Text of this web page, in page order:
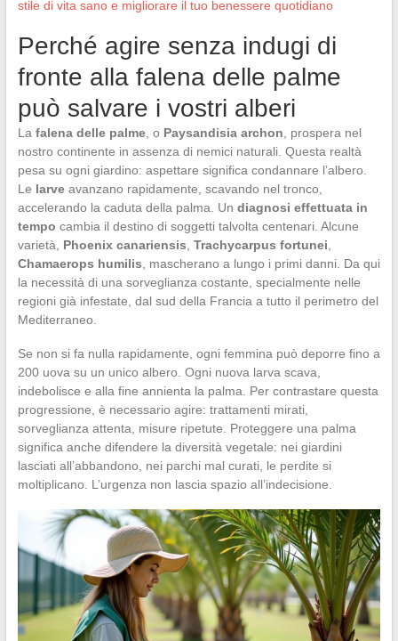
stile di vita sano e migliorare il tuo benessere quotidiano
Perché agire senza indugi di
fronte alla falena delle palme
può salvare i vostri alberi
La falena delle palme, o Paysandisia archon , prospera nel
nostro continente in assenza di nemici naturali. Questa realtà
pesa su ogni giardino: aspettare significa condannare l’albero.
Le larveavanzano rapidamente, scavando nel tronco,
accelerando la caduta della palma. Un diagnosi effettuata in
tempo cambia il destino di soggetti talvolta centenari. Alcune
varietà, Phoenix canariensis Trachycarpus fortunei
Chamaerops humilis , mascherano a lungo i primi danni. Da qui
la necessità di una sorveglianza costante, specialmente nelle
regioni già infestate, dal sud della Francia a tutto il perimetro del
Mediterraneo.
Se non si fa nulla rapidamente, ogni femmina può deporre fino a
200 uova su un unico albero. Ogni nuova larva scava,
indebolisce e alla fine annienta la palma. Per contrastare questa
progressione, è necessario agire: trattamenti mirati,
sorveglianza attenta, misure ripetute. Proteggere una palma
significa anche difendere la diversità vegetale: nei giardini
lasciati all’abbandono, nei parchi mal curati, le perdite si
moltiplicano. L’urgenza non lascia spazio all’indecisione.